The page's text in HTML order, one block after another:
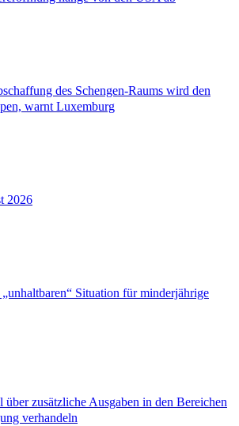
des Schengen-Raums wird den
warnt Luxemburg
2026
Situation für minderjährige
zusätzliche Ausgaben in den Bereichen
verhandeln